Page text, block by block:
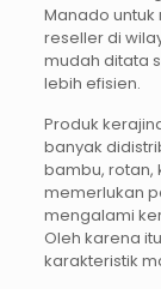
Manado
reseller di
mudah ditata
lebih efisien.
Produk
banyak
bambu, rotan,
memerlukan
mengalami
Oleh karena
karakteristik